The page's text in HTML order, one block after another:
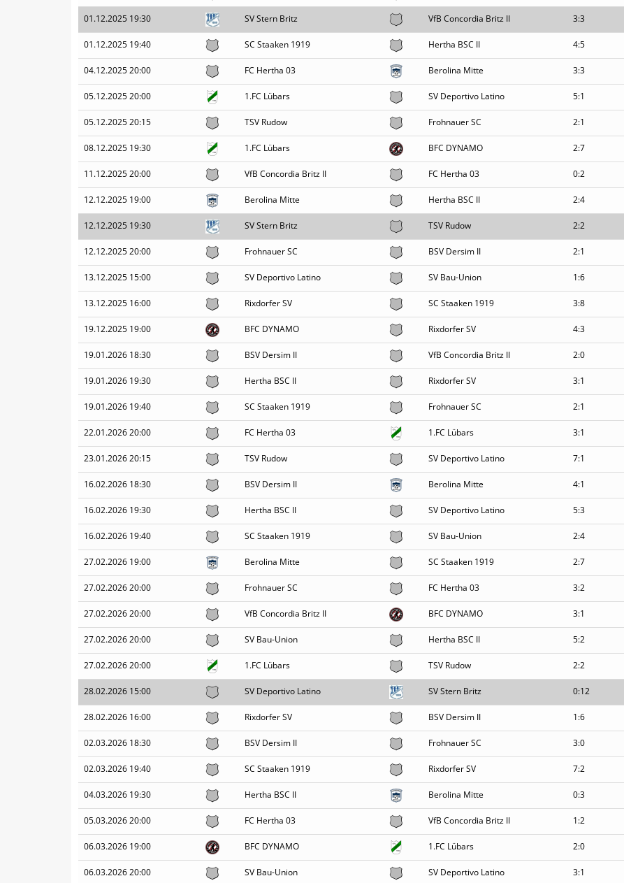
01.12.2025 19:30 SV Stern Britz VfB Concordia Britz II 3:3
01.12.2025 19:40 SC Staaken 1919 Hertha BSC II 4:5
04.12.2025 20:00 FC Hertha 03 Berolina Mitte 3:3
05.12.2025 20:00 1.FC Lübars SV Deportivo Latino 5:1
05.12.2025 20:15 TSV Rudow Frohnauer SC 2:1
08.12.2025 19:30 1.FC Lübars BFC DYNAMO 2:7
11.12.2025 20:00 VfB Concordia Britz II FC Hertha 03 0:2
12.12.2025 19:00 Berolina Mitte Hertha BSC II 2:4
12.12.2025 19:30 SV Stern Britz TSV Rudow 2:2
12.12.2025 20:00 Frohnauer SC BSV Dersim II 2:1
13.12.2025 15:00 SV Deportivo Latino SV Bau-Union 1:6
13.12.2025 16:00 Rixdorfer SV SC Staaken 1919 3:8
19.12.2025 19:00 BFC DYNAMO Rixdorfer SV 4:3
19.01.2026 18:30 BSV Dersim II VfB Concordia Britz II 2:0
19.01.2026 19:30 Hertha BSC II Rixdorfer SV 3:1
19.01.2026 19:40 SC Staaken 1919 Frohnauer SC 2:1
22.01.2026 20:00 FC Hertha 03 1.FC Lübars 3:1
23.01.2026 20:15 TSV Rudow SV Deportivo Latino 7:1
16.02.2026 18:30 BSV Dersim II Berolina Mitte 4:1
16.02.2026 19:30 Hertha BSC II SV Deportivo Latino 5:3
16.02.2026 19:40 SC Staaken 1919 SV Bau-Union 2:4
27.02.2026 19:00 Berolina Mitte SC Staaken 1919 2:7
27.02.2026 20:00 Frohnauer SC FC Hertha 03 3:2
27.02.2026 20:00 VfB Concordia Britz II BFC DYNAMO 3:1
27.02.2026 20:00 SV Bau-Union Hertha BSC II 5:2
27.02.2026 20:00 1.FC Lübars TSV Rudow 2:2
28.02.2026 15:00 SV Deportivo Latino SV Stern Britz 0:12
28.02.2026 16:00 Rixdorfer SV BSV Dersim II 1:6
02.03.2026 18:30 BSV Dersim II Frohnauer SC 3:0
02.03.2026 19:40 SC Staaken 1919 Rixdorfer SV 7:2
04.03.2026 19:30 Hertha BSC II Berolina Mitte 0:3
05.03.2026 20:00 FC Hertha 03 VfB Concordia Britz II 1:2
06.03.2026 19:00 BFC DYNAMO 1.FC Lübars 2:0
06.03.2026 20:00 SV Bau-Union SV Deportivo Latino 3:1